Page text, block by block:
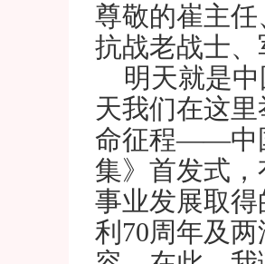
尊敬的崔主
抗战老战士
明天就是中
天我们在这
命征程——中
集》首发式
事业发展取
利70周年及